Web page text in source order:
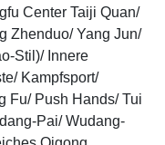
Center Taiji Quan/
Zhenduo/ Yang Jun/
Stil)/ Innere
Kampfsport/
Fu/ Push Hands/ Tui
Pai/ Wudang-